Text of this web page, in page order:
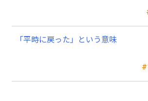
「平時に戻った」という意味